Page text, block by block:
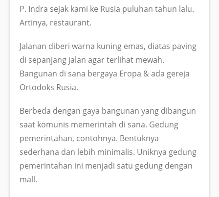
P. Indra sejak kami ke Rusia puluhan tahun lalu.
Artinya, restaurant.
Jalanan diberi warna kuning emas, diatas paving
di sepanjang jalan agar terlihat mewah.
Bangunan di sana bergaya Eropa & ada gereja
Ortodoks Rusia.
Berbeda dengan gaya bangunan yang dibangun
saat komunis memerintah di sana. Gedung
pemerintahan, contohnya. Bentuknya
sederhana dan lebih minimalis. Uniknya gedung
pemerintahan ini menjadi satu gedung dengan
mall.